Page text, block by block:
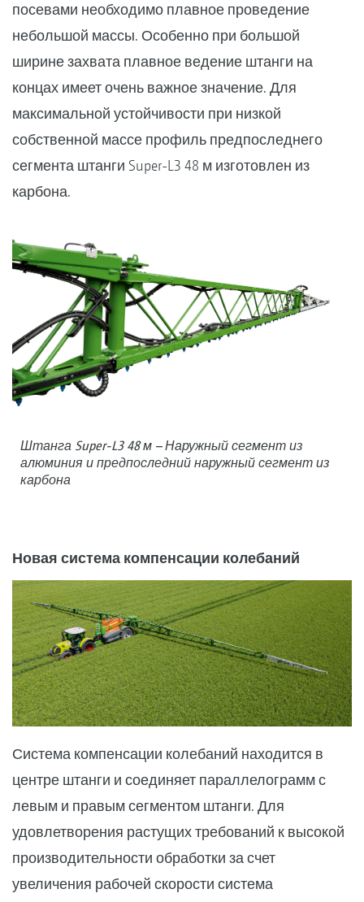
посевами необходимо плавное проведение
небольшой массы. Особенно при большой
ширине захвата плавное ведение штанги на
концах имеет очень важное значение. Для
максимальной устойчивости при низкой
собственной массе профиль предпоследнего
сегмента штанги Super-L3 48 м изготовлен из
карбона.
Штанга Super-L3 48 м – Наружный сегмент из
алюминия и предпоследний наружный сегмент из
карбона
Новая система компенсации колебаний
Система компенсации колебаний находится в
центре штанги и соединяет параллелограмм с
левым и правым сегментом штанги. Для
удовлетворения растущих требований к высокой
производительности обработки за счет
увеличения рабочей скорости система